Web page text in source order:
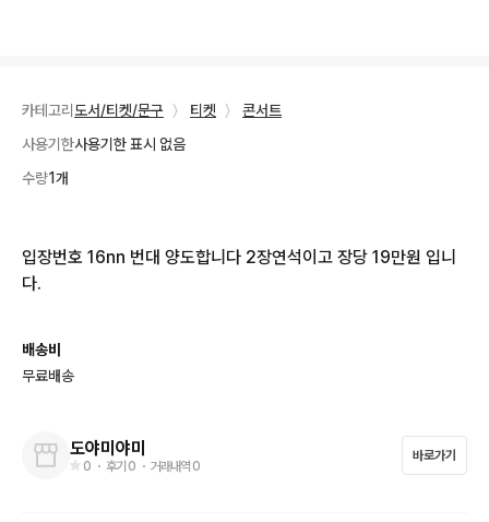
카테고리 도서/티켓/문구 〉 티켓 〉
콘서트
사용기한사용기한 표시 없음
수량1개
입장번호 16nn 번대 양도합니다 2장연석이고 장당 19만원 입니
다.
배송비
무료배송
도야미야미
0 ・ 후기 0 ・ 거래내역 0
바로가기